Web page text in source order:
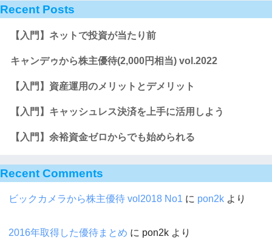
Recent Posts
【入門】ネットで投資が当たり前
キャンデゥから株主優待(2,000円相当) vol.2022
【入門】資産運用のメリットとデメリット
【入門】キャッシュレス決済を上手に活用しよう
【入門】余裕資金ゼロからでも始められる
Recent Comments
ビックカメラから株主優待 vol2018 No1 に pon2k より
2016年取得した優待まとめ に pon2k より